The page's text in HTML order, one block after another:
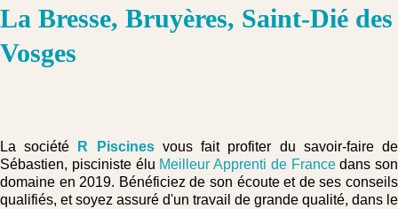
La Bresse, Bruyères, Saint-Dié des
Vosges
La société R Piscinesvous fait profiter du savoir-faire de
Sébastien, pisciniste élu Meilleur Apprenti de Francedans son
domaine en 2019. Bénéficiez de son écoute et de ses conseils
qualifiés, et soyez assuré d'un travail de grande qualité, dans le